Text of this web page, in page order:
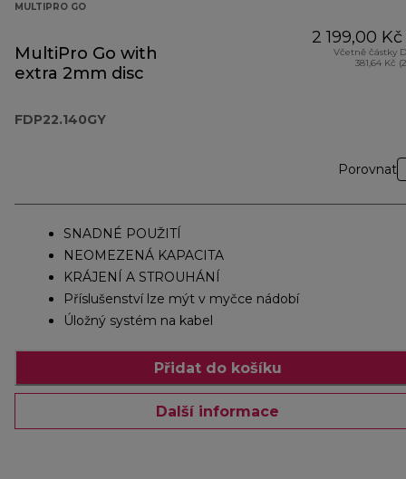
MULTIPRO GO
MultiPro Go with
extra 2mm disc
FDP22.140GY
2 199,00 Kč
Včetně částky
381,64 Kč
Porovnat
SNADNÉ POUŽITÍ
NEOMEZENÁ KAPACITA
KRÁJENÍ A STROUHÁNÍ
Příslušenství lze mýt v myčce nádobí
Úložný systém na kabel
Přidat do košíku
Další informace